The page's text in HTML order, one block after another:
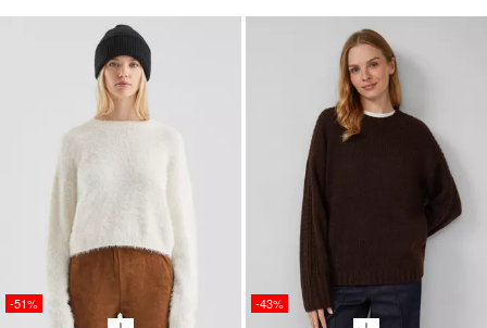
-51% -43%